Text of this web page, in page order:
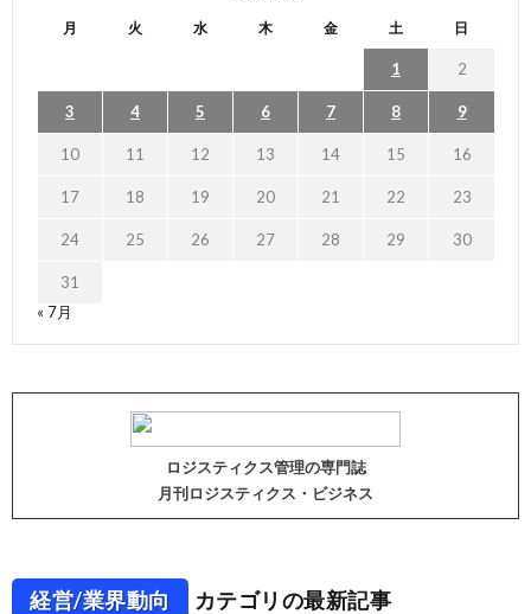
月 火 水 木 金 土 日
1 2
3 4 5 6 7 8 9
10 11 12 13 14 15 16
17 18 19 20 21 22 23
24 25 26 27 28 29 30
31
« 7月
ロジスティクス管理の専門誌
月刊ロジスティクス・ビジネス
経営/業界動向 カテゴリの最新記事